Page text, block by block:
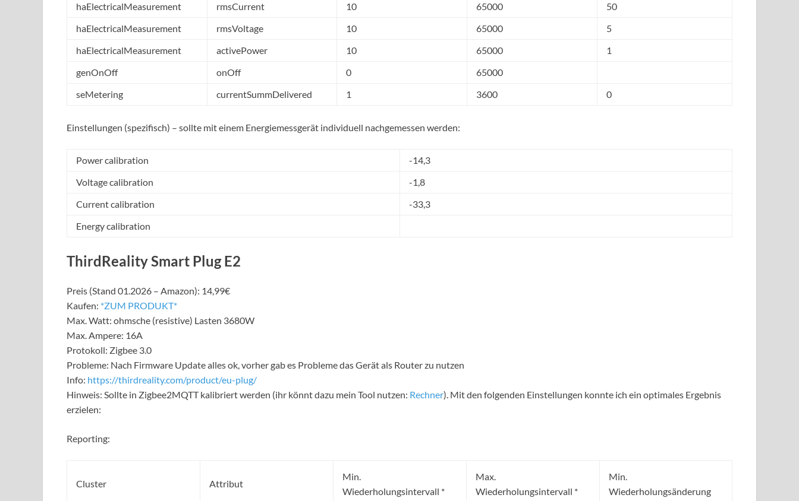
haElectricalMeasurement rmsCurrent 10 65000
50
haElectricalMeasurement
rmsVoltage 10 65000
5
haElectricalMeasurement
activePower 10 65000
1
genOnOff
onOff 0
65000
seMetering
currentSummDelivered 1 3600 0
Einstellungen (spezifisch) – sollte mit einem Energiemessgerät individuell nachgemessen werden:
Power calibration
-14,3
Voltage calibration
-1,8
Current calibration
-33,3
Energy calibration
ThirdReality Smart Plug E2
Preis (Stand 01.2026 – Amazon): 14,99€
Kaufen: *ZUM PRODUKT*
Max. Watt: ohmsche (resistive) Lasten 3680W
Max. Ampere: 16A
Protokoll: Zigbee 3.0
Probleme: Nach Firmware Update alles ok, vorher gab es Probleme das Gerät als Router zu nutzen
Info: https://thirdreality.com/product/eu-plug/
Hinweis: Sollte in Zigbee2MQTT kalibriert werden (ihr könnt dazu mein Tool nutzen: Rechner). Mit den folgenden Einstellungen konnte ich ein optimales Ergebnis
erzielen:
Reporting:
Cluster Attribut
Min.
Wiederholungsintervall *
Max.
Wiederholungsintervall *
Min.
Wiederholungsänderung